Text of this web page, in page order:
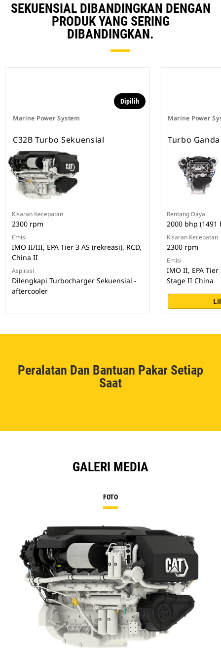
SEKUENSIAL DIBANDINGKAN DENGAN
PRODUK YANG SERING
DIBANDINGKAN.
Marine Power System
Dipilih
C32B Turbo Sekuensial
Kisaran Kecepatan
2300 rpm
Emisi
IMO II/III, EPA Tier 3 AS (rekreasi), RCD,
China II
Aspirasi
Dilengkapi Turbocharger Sekuensial -
aftercooler
Marine Power
Turbo Ganda
Rentang Daya
2000 bhp (1491
Kisaran Kecepatan
2300 rpm
Emisi
IMO II, EPA Tier
Stage II China
Peralatan Dan Bantuan Pakar Setiap
Saat
GALERI MEDIA
FOTO